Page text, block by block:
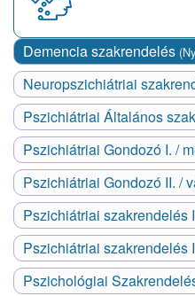
Demencia szakrendelés
Neuropszichiátriai
Pszichiátriai Általános
Pszichiátriai Gondozó I. /
Pszichiátriai Gondozó II. /
Pszichiátriai szakrendelés
Pszichiátriai szakrendelés
Pszichológiai